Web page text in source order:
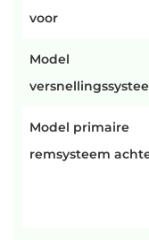
voor
Model
Model primaire
remsysteem